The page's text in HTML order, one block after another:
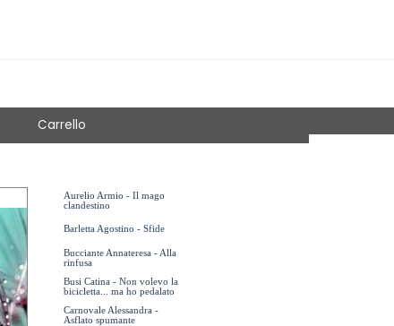
Carrello
Aurelio Armio - Il mago
clandestino
Barletta Agostino - Sfide
Bucciante Annateresa - Alla
rinfusa
Busi Catina - Non volevo la
bicicletta... ma ho pedalato
Carnovale Alessandra -
Asflato spumante